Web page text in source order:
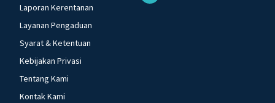
Laporan Kerentanan
Layanan Pengaduan
Syarat & Ketentuan
Kebijakan Privasi
Tentang Kami
Kontak Kami